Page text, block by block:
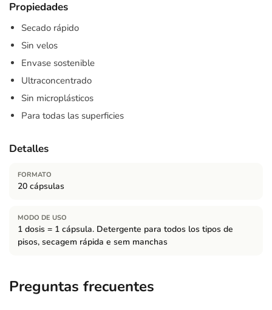
Propiedades
Secado rápido
Sin velos
Envase sostenible
Ultraconcentrado
Sin microplásticos
Para todas las superficies
Detalles
FORMATO
20 cápsulas
MODO DE USO
1 dosis = 1 cápsula. Detergente para todos los tipos de
pisos, secagem rápida e sem manchas
Preguntas frecuentes